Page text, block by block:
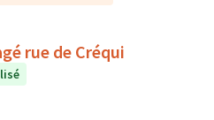
rue de Créqui